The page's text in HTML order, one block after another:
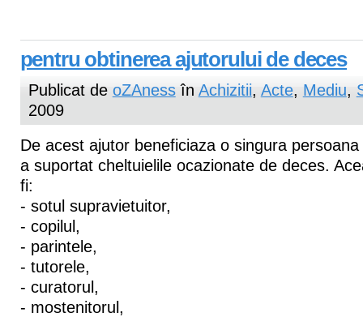
pentru obtinerea ajutorului de deces
Publicat de oZAnessîn Achizitii, Acte, Mediu,
2009
De acest ajutor beneficiaza o singura
a suportat cheltuielile ocazionate de deces.
fi:
- sotul supravietuitor,
- copilul,
- parintele,
- tutorele,
- curatorul,
- mostenitorul,